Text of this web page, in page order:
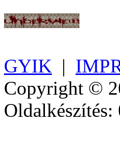
GYIK |
Copyright ©
Oldalkészítés: